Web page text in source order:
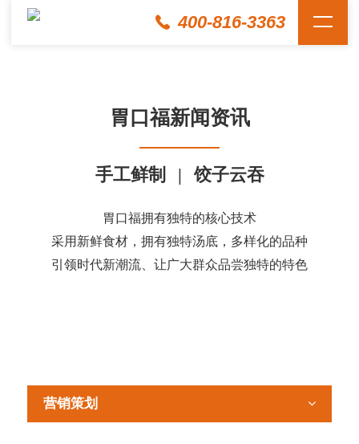
400-816-3363
胃口福新闻资讯
手工鲜制 | 饺子云吞
胃口福拥有独特的核心技术
采用新鲜食材，拥有独特汤底，多样化的品种
引领时代新潮流、让广大群众品尝独特的特色
营销策划